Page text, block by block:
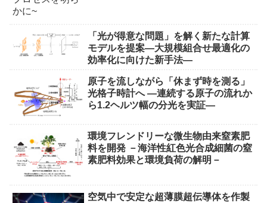
「光が得意な問題」を解く新たな計算
モデルを提案―大規模組合せ最適化の
効率化に向けた新手法―
原子を流しながら「休まず時を測る」
光格子時計へ ―連続する原子の流れか
ら1.2ヘルツ幅の分光を実証―
環境フレンドリーな微生物由来窒素肥
料を開発 －海洋性紅色光合成細菌の窒
素肥料効果と環境負荷の解明－
空気中で安定な超薄膜超伝導体を作製